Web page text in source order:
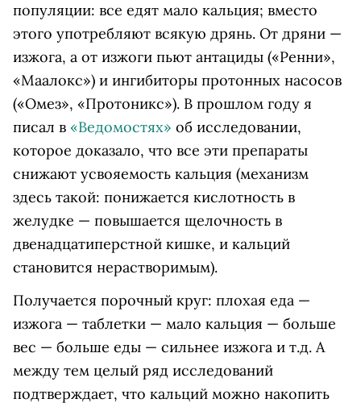
популяции: все едят мало кальция; вместо
этого употребляют всякую дрянь. От дряни —
изжога, а от изжоги пьют антациды («Ренни»,
«Маалокс») и ингибиторы протонных насосов
(«Омез», «Протоникс»). В прошлом году я
писал в «Ведомостях» об исследовании,
которое доказало, что все эти препараты
снижают усвояемость кальция (механизм
здесь такой: понижается кислотность в
желудке — повышается щелочность в
двенадцатиперстной кишке, и кальций
становится нерастворимым).
Получается порочный круг: плохая еда —
изжога — таблетки — мало кальция — больше
вес — больше еды — сильнее изжога и т.д. А
между тем целый ряд исследований
подтверждает, что кальций можно накопить